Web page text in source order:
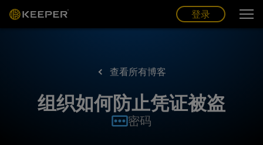
登录
查看所有博客
组织如何防止凭证被盗
密码